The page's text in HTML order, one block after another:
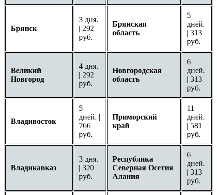
Брянск
3 дня.
| 292
руб.
Брянская
область
5
дней.
| 313
руб.
Великий
Новгород
4 дня.
| 292
руб.
Новгородская
область
6
дней.
| 313
руб.
Владивосток
5
дней. |
766
руб.
Приморский
край
11
дней.
| 581
руб.
Владикавказ
3 дня.
| 320
руб.
Республика
Северная Осетия
Алания
6
дней.
| 313
руб.